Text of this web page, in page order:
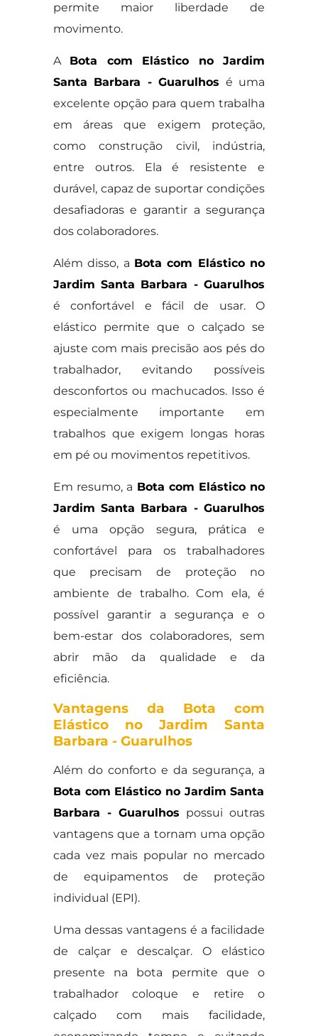
permite maior liberdade de
movimento.
A Bota com Elástico no Jardim
Santa Barbara - Guarulhos é uma
excelente opção para quem trabalha
em áreas que exigem proteção,
como construção civil, indústria,
entre outros. Ela é resistente e
durável, capaz de suportar condições
desafiadoras e garantir a segurança
dos colaboradores.
Além disso, a Bota com Elástico no
Jardim Santa Barbara - Guarulhos
é confortável e fácil de usar. O
elástico permite que o calçado se
ajuste com mais precisão aos pés do
trabalhador, evitando possíveis
desconfortos ou machucados. Isso é
especialmente importante em
trabalhos que exigem longas horas
em pé ou movimentos repetitivos.
Em resumo, a Bota com Elástico no
Jardim Santa Barbara - Guarulhos
é uma opção segura, prática e
confortável para os trabalhadores
que precisam de proteção no
ambiente de trabalho. Com ela, é
possível garantir a segurança e o
bem-estar dos colaboradores, sem
abrir mão da qualidade e da
eficiência.
Vantagens da Bota com
Elástico no Jardim Santa
Barbara - Guarulhos
Além do conforto e da segurança, a
Bota com Elástico no Jardim Santa
Barbara - Guarulhos possui outras
vantagens que a tornam uma opção
cada vez mais popular no mercado
de equipamentos de proteção
individual (EPI).
Uma dessas vantagens é a facilidade
de calçar e descalçar. O elástico
presente na bota permite que o
trabalhador coloque e retire o
calçado com mais facilidade,